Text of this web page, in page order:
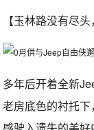
【玉林路没有尽
多年后开着全新
老房底色的衬托